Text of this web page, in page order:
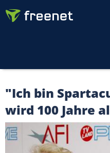
"Ich bin
wird 100 Jahre